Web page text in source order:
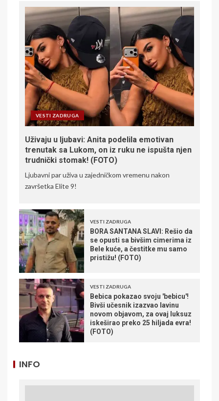
VESTI ZADRUGA
Uživaju u ljubavi: Anita podelila emotivan
trenutak sa Lukom, on iz ruku ne ispušta njen
trudnički stomak! (FOTO)
Ljubavni par uživa u zajedničkom vremenu nakon
završetka Elite 9!
VESTI ZADRUGA
BORA SANTANA SLAVI: Rešio da
se opusti sa bivšim cimerima iz
Bele kuće, a čestitke mu samo
pristižu! (FOTO)
VESTI ZADRUGA
Bebica pokazao svoju 'bebicu'!
Bivši učesnik izazvao lavinu
novom objavom, za ovaj luksuz
iskeširao preko 25 hiljada evra!
(FOTO)
INFO